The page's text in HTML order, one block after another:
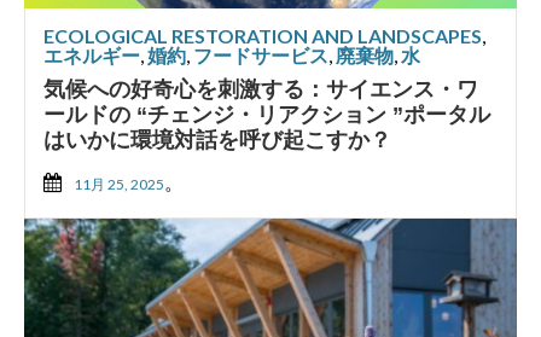
ECOLOGICAL RESTORATION AND LANDSCAPES,
エネルギー,婚約, フードサービス, 廃棄物, 水
気候への好奇心を刺激する：サイエンス・ワ
ールドの “チェンジ・リアクション ”ポータル
はいかに環境対話を呼び起こすか？
11月 25, 2025 。